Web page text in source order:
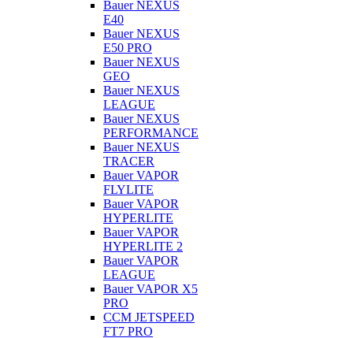
Bauer NEXUS
E40
Bauer NEXUS
E50 PRO
Bauer NEXUS
GEO
Bauer NEXUS
LEAGUE
Bauer NEXUS
PERFORMANCE
Bauer NEXUS
TRACER
Bauer VAPOR
FLYLITE
Bauer VAPOR
HYPERLITE
Bauer VAPOR
HYPERLITE 2
Bauer VAPOR
LEAGUE
Bauer VAPOR X5
PRO
CCM JETSPEED
FT7 PRO